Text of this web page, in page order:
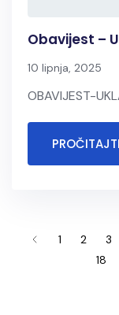
Obavijest –
10 lipnja, 2025
OBAVIJEST-
1 2 3
18